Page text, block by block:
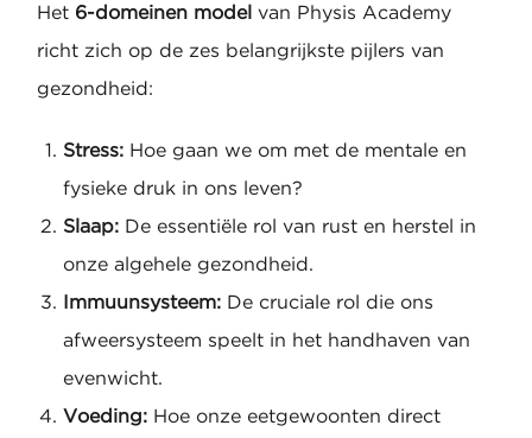
Het 6-domeinen model van Physis Academy
richt zich op de zes belangrijkste pijlers van
gezondheid:
Stress: Hoe gaan we om met de mentale en
fysieke druk in ons leven?
Slaap: De essentiële rol van rust en herstel in
onze algehele gezondheid.
Immuunsysteem: De cruciale rol die ons
afweersysteem speelt in het handhaven van
evenwicht.
Voeding: Hoe onze eetgewoonten direct